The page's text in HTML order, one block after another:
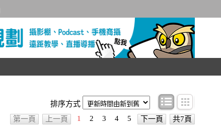
排序方式
條目顯示
第一頁 上一頁 1 2 3 4 5 下一頁 共7頁